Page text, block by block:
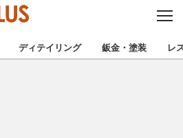
C
S
E
厳選プロショップを地域から探す
ディテイリング 鈑金・塗装 レ